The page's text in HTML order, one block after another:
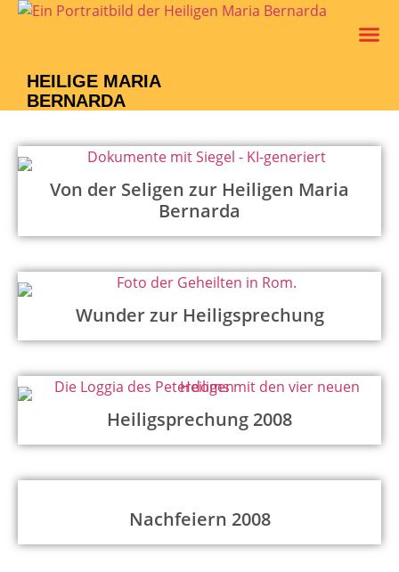
HEILIGE MARIA
BERNARDA
Von der Seligen zur Heiligen Maria
Bernarda
Wunder zur Heiligsprechung
Heiligsprechung 2008
Nachfeiern 2008